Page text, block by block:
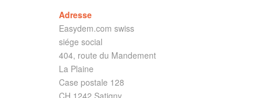
Adresse
Easydem.com swiss
siége social
404, route du Mandement
La Plaine
Case postale 128